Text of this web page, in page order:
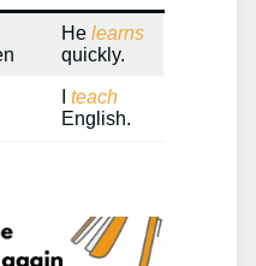
He learns
quickly.
teach
English.